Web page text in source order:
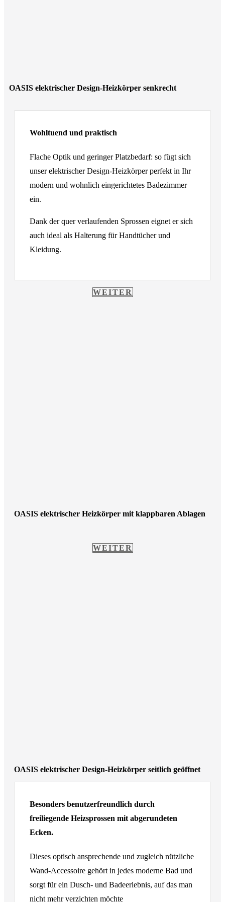
OASIS elektrischer Design-Heizkörper senkrecht
Wohltuend und praktisch
Flache Optik und geringer Platzbedarf: so fügt sich
unser elektrischer Design-Heizkörper perfekt in Ihr
modern und wohnlich eingerichtetes Badezimmer
ein.
Dank der quer verlaufenden Sprossen eignet er sich
auch ideal als Halterung für Handtücher und
Kleidung.
WEITER
OASIS elektrischer Heizkörper mit klappbaren Ablagen
WEITER
OASIS elektrischer Design-Heizkörper seitlich geöffnet
Besonders benutzerfreundlich durch
freiliegende Heizsprossen mit abgerundeten
Ecken.
Dieses optisch ansprechende und zugleich nützliche
Wand-Accessoire gehört in jedes moderne Bad und
sorgt für ein Dusch- und Badeerlebnis, auf das man
nicht mehr verzichten möchte